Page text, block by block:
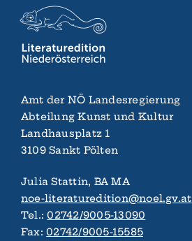
Amt der NÖ Landes­regierung
Abteilung Kunst und Kultur
Landhaus­platz 1
3109 Sankt Pölten
Julia Stattin, BA MA
noe-literaturedition@noel.gv.at
Tel.:02742/9005-13090
Fax:02742/9005-15585